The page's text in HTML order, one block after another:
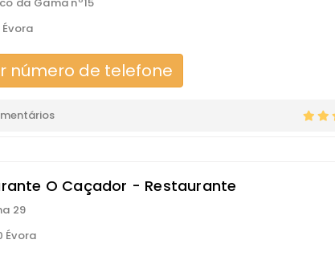
número de telefone
O Caçador - Restaurante
29
Évora